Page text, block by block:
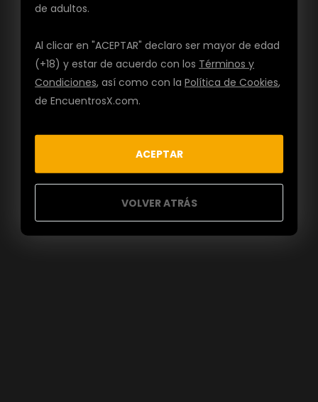
de adultos.
Al clicar en "ACEPTAR" declaro ser mayor de edad
(+18) y estar de acuerdo con los Términos y
Condiciones, así como con laPolítica de Cookies,
de EncuentrosX.com.
ACEPTAR
VOLVER ATRÁS